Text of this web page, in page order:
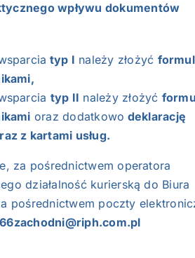
wpływu dokumentów
typ I należy złożyć
typ II należy złożyć
oraz dodatkowo deklarację
z kartami usług.
za pośrednictwem operatora
działalność kurierską do Biura
pośrednictwem poczty
66zachodni@riph.com.pl